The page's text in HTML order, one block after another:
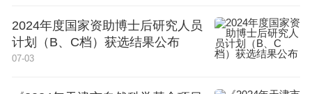
2024年度国家资助博士后研究人员
计划（B、C档）获选结果公布
07-03